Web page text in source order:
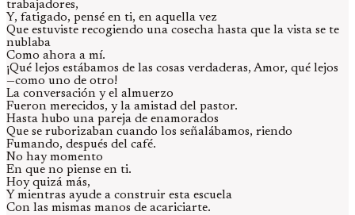
trabajadores,
Y, fatigado, pensé en ti, en aquella vez
Que estuviste recogiendo una cosecha hasta que la vista se te
nublaba
Como ahora a mí.
¡Qué lejos estábamos de las cosas verdaderas, Amor, qué lejos
—como uno de otro!
La conversación y el almuerzo
Fueron merecidos, y la amistad del pastor.
Hasta hubo una pareja de enamorados
Que se ruborizaban cuando los señalábamos, riendo
Fumando, después del café.
No hay momento
En que no piense en ti.
Hoy quizá más,
Y mientras ayude a construir esta escuela
Con las mismas manos de acariciarte.